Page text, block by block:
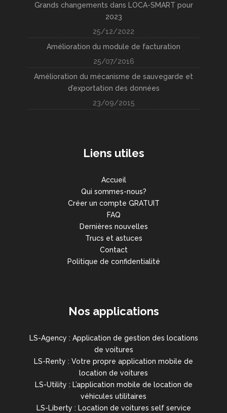
Grands changements dans LOCA-SMART pour
2023
25/12/2022
Amélioration du module de facturation
25/07/2016
Amélioration du mécanisme de sauvegarde et
d’exportation des données
23/09/2015
Liens utiles
Accueil
Qui sommes-nous?
Créer un compte GRATUIT
FAQ
Dernières nouvelles
Trucs et astuces
Contact
Politique de confidentialité
Nos applications
LS-Agency : Application de gestion des locations
de voitures
LS-Renty : Votre propre application mobile de
location de voitures
LS-Utility : L’application mobile de location de
véhicules utilitaires
LS-Liberty : Location de voitures self service